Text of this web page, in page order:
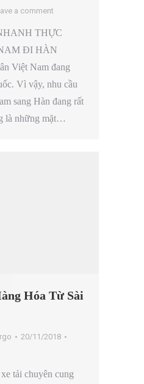
a comment
THỰC
ĐI HÀN
Việt Nam đang
Vì vậy, nhu cầu
sang Hàn đang rất
là những mặt…
Hóa Từ Sài
20/11/2018
tải chuyên cung